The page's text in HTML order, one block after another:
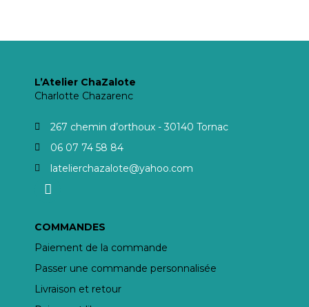
L’Atelier ChaZalote
Charlotte Chazarenc
267 chemin d’orthoux - 30140 Tornac
06 07 74 58 84
latelierchazalote@yahoo.com
COMMANDES
Paiement de la commande
Passer une commande personnalisée
Livraison et retour